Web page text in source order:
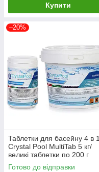
Купити
–20%
Таблетки для басейну 4 в 1
Crystal Pool MultiTab 5 кг/
великі таблетки по 200 г
Готово до відправки